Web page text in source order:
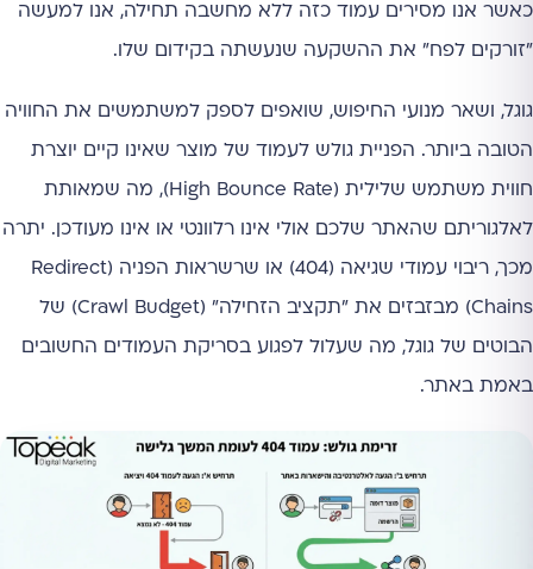
כאשר אנו מסירים עמוד כזה ללא מחשבה תחילה, אנו למעשה
"זורקים לפח" את ההשקעה שנעשתה בקידום שלו.
גוגל, ושאר מנועי החיפוש, שואפים לספק למשתמשים את החוויה
הטובה ביותר. הפניית גולש לעמוד של מוצר שאינו קיים יוצרת
חווית משתמש שלילית (High Bounce Rate), מה שמאותת
לאלגוריתם שהאתר שלכם אולי אינו רלוונטי או אינו מעודכן. יתרה
מכך, ריבוי עמודי שגיאה (404) או שרשראות הפניה (Redirect
Chains) מבזבזים את "תקציב הזחילה" (Crawl Budget) של
הבוטים של גוגל, מה שעלול לפגוע בסריקת העמודים החשובים
באמת באתר.